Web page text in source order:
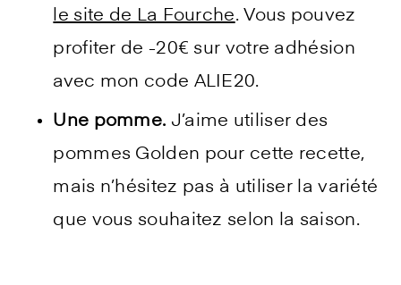
le site de La Fourche. Vous pouvez
profiter de -20€ sur votre adhésion
avec mon code ALIE20.
Une pomme. J’aime utiliser des
pommes Golden pour cette recette,
mais n’hésitez pas à utiliser la variété
que vous souhaitez selon la saison.